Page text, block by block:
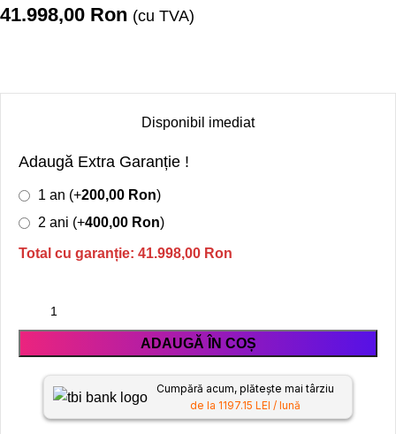
41.998,00 Ron (cu TVA)
Disponibil imediat
Adaugă Extra Garanție !
1 an (+200,00 Ron)
2 ani (+400,00 Ron)
Total cu garanție: 41.998,00 Ron
ADAUGĂ ÎN COȘ
Cumpără acum, plătește mai târziu
de la 1197.15 LEI / lună